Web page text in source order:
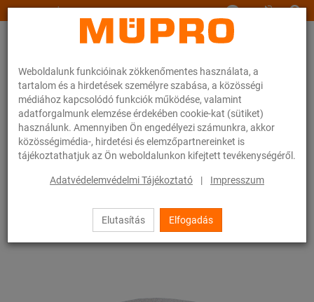
Weboldalunk funkcióinak zökkenőmentes használata, a
tartalom és a hirdetések személyre szabása, a közösségi
médiához kapcsolódó funkciók működése, valamint
adatforgalmunk elemzése érdekében cookie-kat (sütiket)
használunk. Amennyiben Ön engedélyezi számunkra, akkor
közösségimédia-, hirdetési és elemzőpartnereinket is
tájékoztathatjuk az Ön weboldalunkon kifejtett tevékenységéről.
Adatvédelemvédelmi Tájékoztató | Impresszum
Elutasítás Elfogadás
www.muepro.hu
Webáruhàz Rögzítéstechnika
Szerelési anyagok
Műanyag csőrozetták